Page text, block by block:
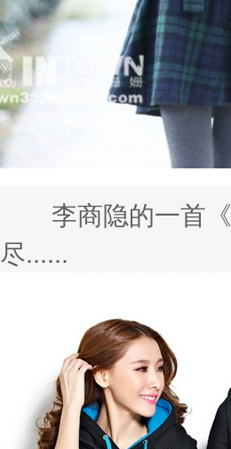
李商隐的一首《
尽......